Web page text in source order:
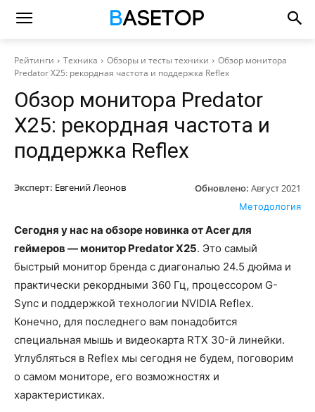
Рейтинги Техника Обзоры и тесты техники
Обзор монитора
Predator X25: рекордная частота и поддержка Reflex
Обзор монитора Predator
X25: рекордная частота и
поддержка Reflex
Эксперт: Евгений Леонов Обновлено: Август 2021
Методология
Сегодня у нас на обзоре новинка от Acer для
геймеров — монитор Predator X25. Это самый
быстрый монитор бренда с диагональю 24.5 дюйма и
практически рекордными 360 Гц, процессором G-
Sync и поддержкой технологии NVIDIA Reflex.
Конечно, для последнего вам понадобится
специальная мышь и видеокарта RTX 30-й линейки.
Углубляться в Reflex мы сегодня не будем, поговорим
о самом мониторе, его возможностях и
характеристиках.